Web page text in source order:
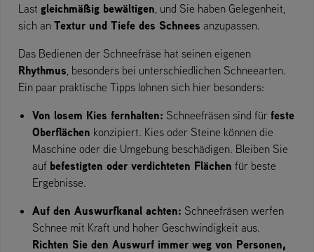
Last gleichmäßig bewältigen, und Sie haben Gelegenheit,
sich an Textur und Tiefe des Schnees anzupassen.
Das Bedienen der Schneefräse hat seinen eigenen
Rhythmus, besonders bei unterschiedlichen Schneearten.
Ein paar praktische Tipps lohnen sich hier besonders:
Von losem Kies fernhalten: Schneefräsen sind für feste
Oberflächen konzipiert. Kies oder Steine können die
Maschine oder die Umgebung beschädigen. Bleiben Sie
auf befestigten oder verdichteten Flächen für beste
Ergebnisse.
Auf den Auswurfkanal achten: Schneefräsen werfen
Schnee mit Kraft und hoher Geschwindigkeit aus.
Richten Sie den Auswurf immer weg von Personen,